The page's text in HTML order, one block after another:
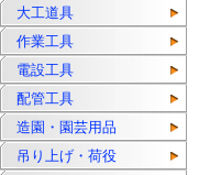
大工道具
作業工具
電設工具
配管工具
造園・園芸用品
吊り上げ・荷役